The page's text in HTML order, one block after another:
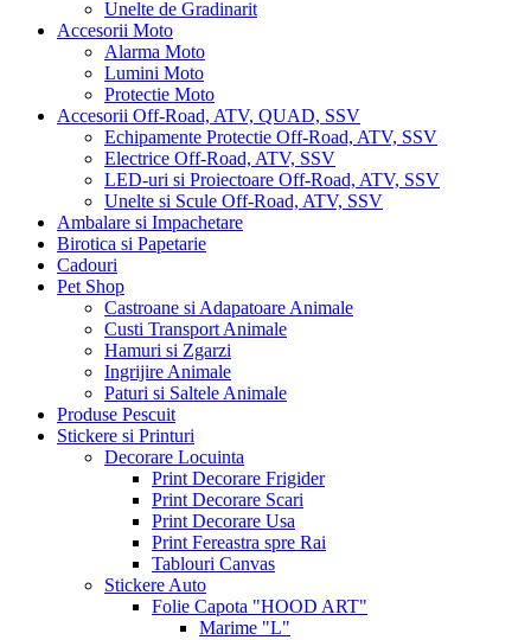
Unelte de Gradinarit
Accesorii Moto
Alarma Moto
Lumini Moto
Protectie Moto
Accesorii Off-Road, ATV, QUAD, SSV
Echipamente Protectie Off-Road, ATV, SSV
Electrice Off-Road, ATV, SSV
LED-uri si Proiectoare Off-Road, ATV, SSV
Unelte si Scule Off-Road, ATV, SSV
Ambalare si Impachetare
Birotica si Papetarie
Cadouri
Pet Shop
Castroane si Adapatoare Animale
Custi Transport Animale
Hamuri si Zgarzi
Ingrijire Animale
Paturi si Saltele Animale
Produse Pescuit
Stickere si Printuri
Decorare Locuinta
Print Decorare Frigider
Print Decorare Scari
Print Decorare Usa
Print Fereastra spre Rai
Tablouri Canvas
Stickere Auto
Folie Capota "HOOD ART"
Marime "L"